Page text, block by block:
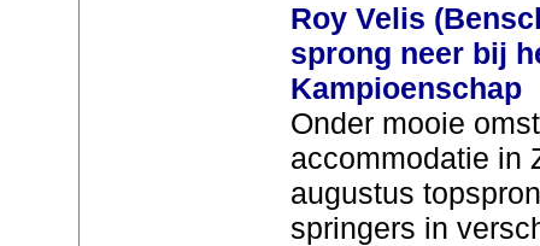
Roy Velis
sprong neer bij
Kampioenschap
Onder mooie
accommodatie in
augustus
springers in